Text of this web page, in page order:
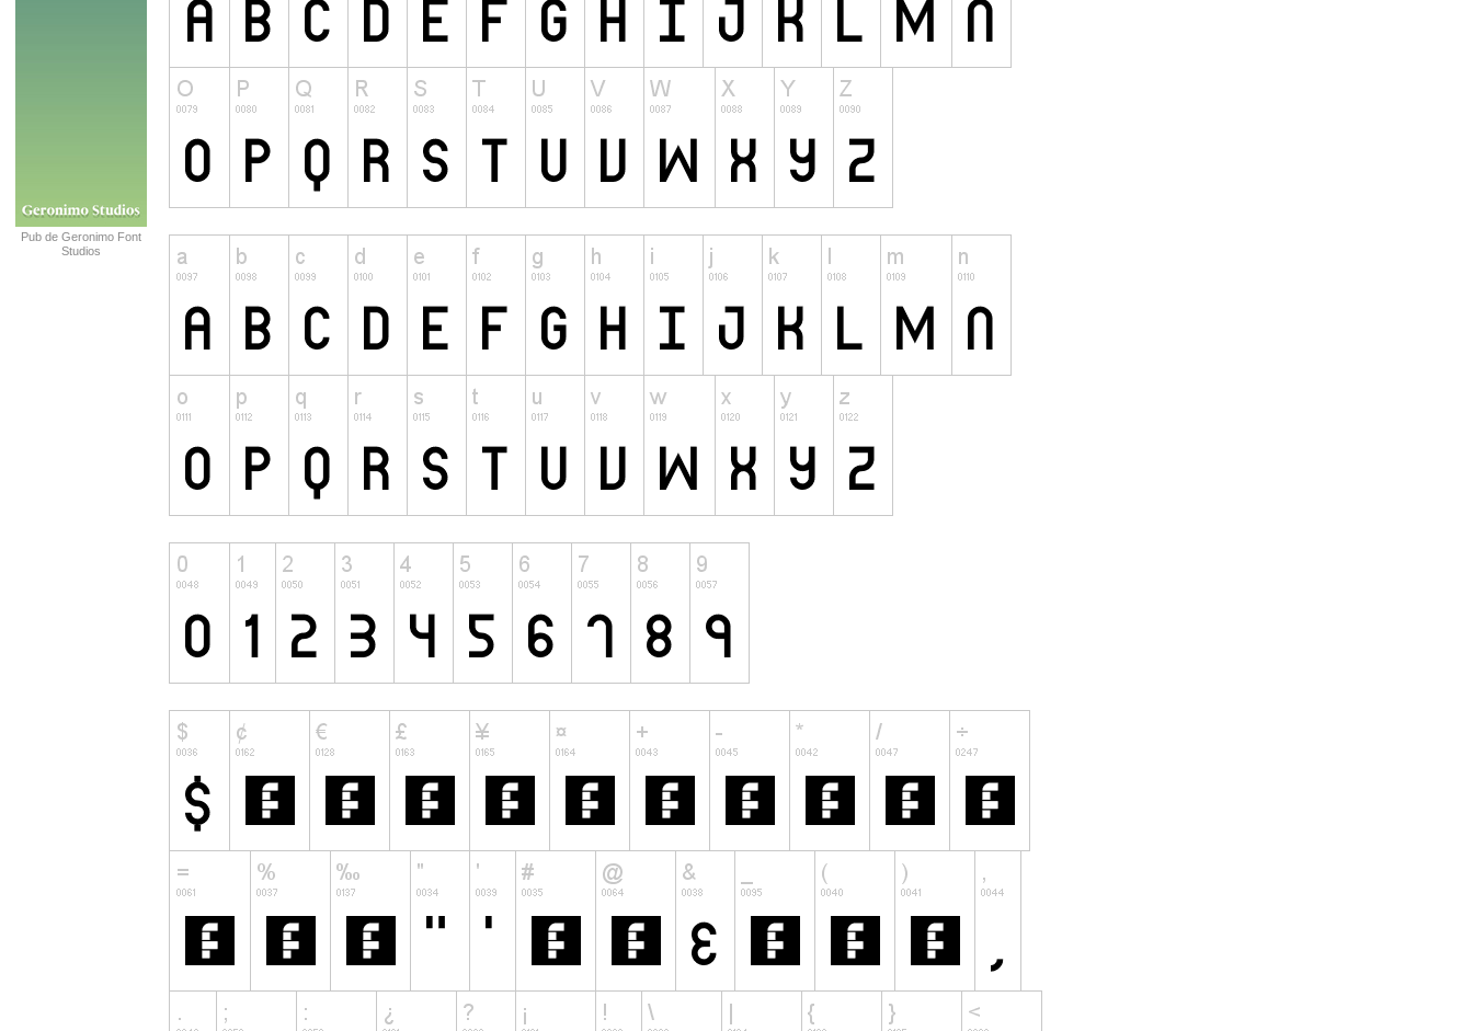
Pub de Geronimo Font
Studios